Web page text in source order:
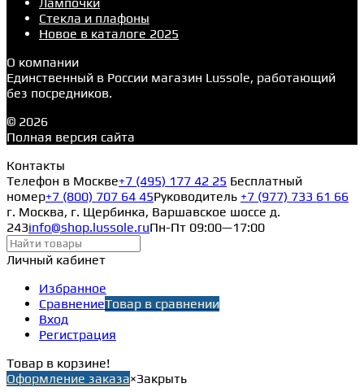
Стекла и плафоны
Новое в каталоге 2025
О компании
Единственный в России магазин Lussole, работающий
без посредников.
© 2026
Полная версия сайта
Контакты
Телефон в Москве+7 (495) 177 42 25 Бесплатный
номер+7 (800) 707 64 45Руководитель +7 (977) 733 61 66
г. Москва, г. Щербинка, Варшавское шоссе д.
243info@shop.lussole.ruПн-Пт 09:00—17:00
Личный кабинет
Избранное
СравнениеТовар в сравнении
Вход
Регистрация
Товар в корзине!
Оформление заказа×Закрыть